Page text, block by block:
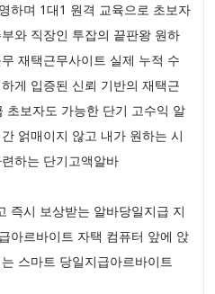
하며 1대1 원격 교육으로 초보자
와 직장인 투잡의 끝판왕 원하
재택근무사이트 실제 누적 수
게 입증된 신뢰 기반의 재택근
초보자도 가능한 단기 고수익 알
얽매이지 않고 내가 원하는 시
하는 단기고액알바
즉시 보상받는 알바당일지급 지
아르바이트 자택 컴퓨터 앞에 앉
스마트 당일지급아르바이트